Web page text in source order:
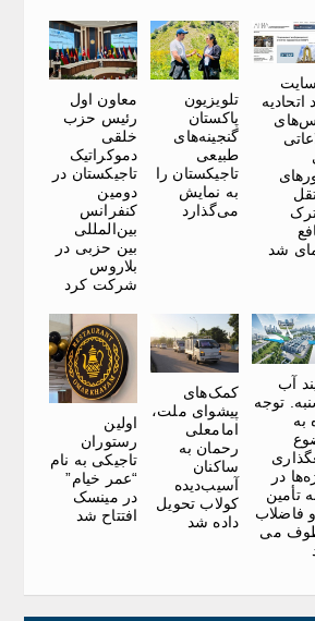
اتحادیه
شد
تلویزیون
پاکستان
گنجینه‌های
طبیعی
تاجیکستان را
به نمایش
می‌گذارد
معاون اول
رئیس حزب
خلقی
دموکراتیک
تاجیکستان در
دومین
کنفرانس
بین‌المللی
بین حزبی در
بلاروس
شرکت کرد
آب
توجه
به
در
تأمین
فاضلاب
می
کمک‌های
پیشوای ملت،
امامعلی
رحمان به
ساکنان
آسیب‌دیده
کولاب تحویل
داده شد
اولین
رستوران
تاجیکی به نام
“عمر خیام”
در مینسک
افتتاح شد